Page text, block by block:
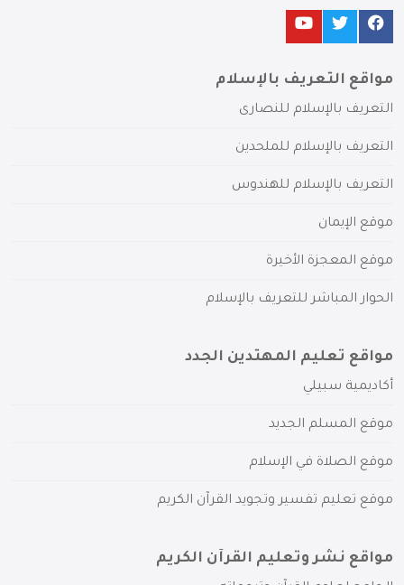
مواقع التعريف بالإسلام
التعريف بالإسلام للنصارى
التعريف بالإسلام للملحدين
التعريف بالإسلام للهندوس
موقع الإيمان
موقع المعجزة الأخيرة
الحوار المباشر للتعريف بالإسلام
مواقع تعليم المهتدين الجدد
أكاديمية سبيلي
موقع المسلم الجديد
موقع الصلاة في الإسلام
موقع تعليم تفسير وتجويد القرآن الكريم
مواقع نشر وتعليم القرآن الكريم